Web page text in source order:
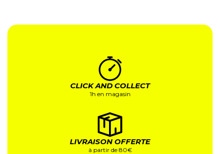
CLICK AND COLLECT
1h en magasin
LIVRAISON OFFERTE
à partir de 80€